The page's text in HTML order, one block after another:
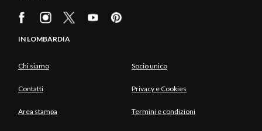
IN LOMBARDIA
Chi siamo Socio unico
Contatti Privacy e Cookies
Area stampa Termini e condizioni